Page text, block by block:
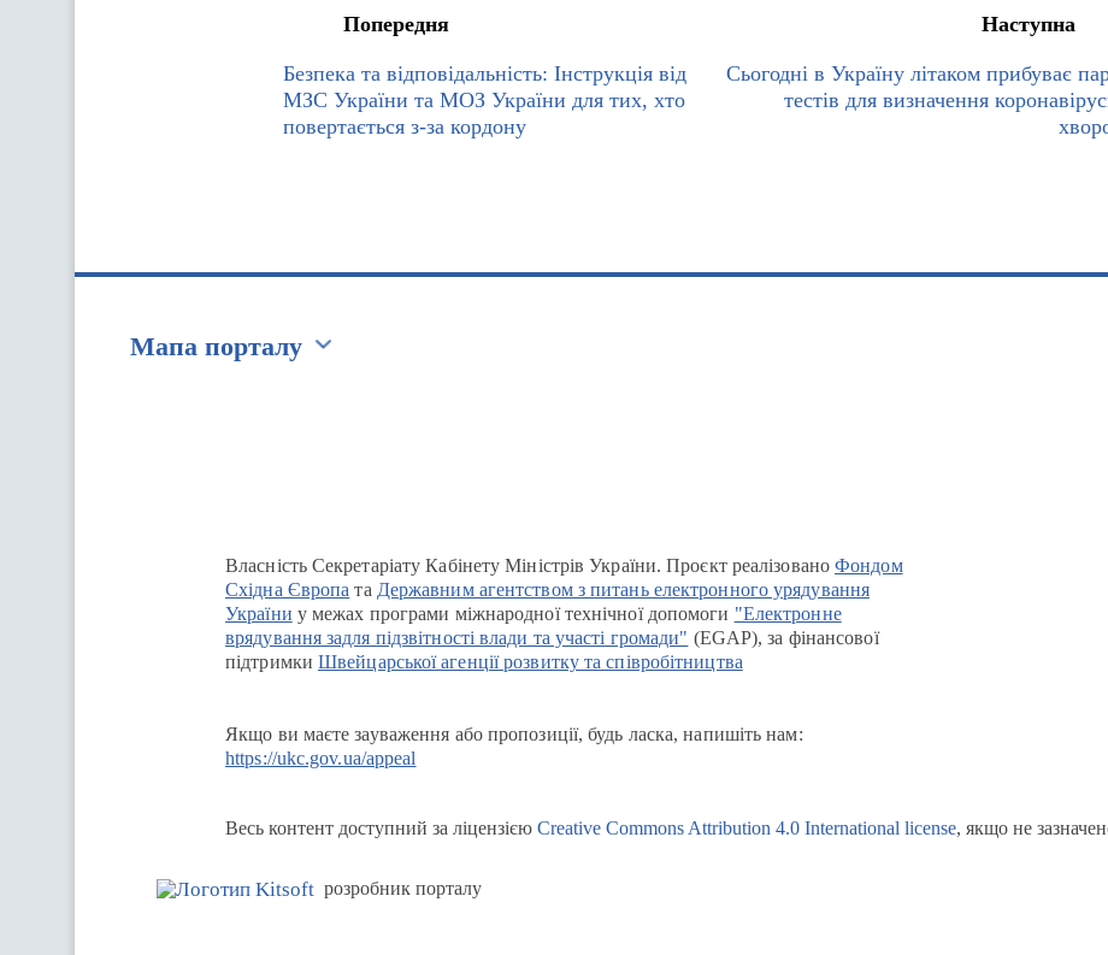
Попередня
Безпека та відповідальність: Інструкція від
МЗС України та МОЗ України для тих, хто
повертається з-за кордону
Наступна
Сьогодні в Україну літаком прибуває
тестів для визначення
Мапа порталу
Власність Секретаріату Кабінету Міністрів України. Проєкт реалізованоФондом
Східна Європа та Державним агентством з питань електронного урядування
України у межах програми міжнародної технічної допомоги "Електронне
врядування задля підзвітності влади та участі громади" (EGAP), за фінансової
підтримки Швейцарської агенції розвитку та співробітництва
Якщо ви маєте зауваження або пропозиції, будь ласка, напишіть нам:
https://ukc.gov.ua/appeal
Весь контент доступний за ліцензією Creative Commons Attribution 4.0 International license, якщо не
розробник порталу